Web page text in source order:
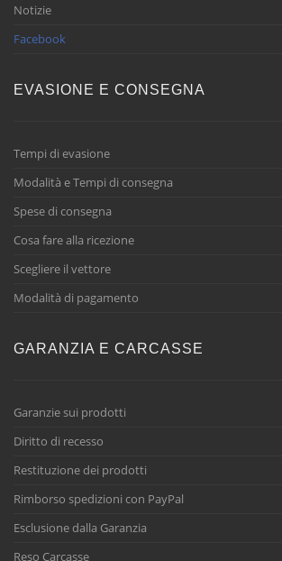
Notizie
Facebook
EVASIONE E CONSEGNA
Tempi di evasione
Modalità e Tempi di consegna
Spese di consegna
Cosa fare alla ricezione
Scegliere il vettore
Modalità di pagamento
GARANZIA E CARCASSE
Garanzie sui prodotti
Diritto di recesso
Restituzione dei prodotti
Rimborso spedizioni con PayPal
Esclusione dalla Garanzia
Reso Carcasse